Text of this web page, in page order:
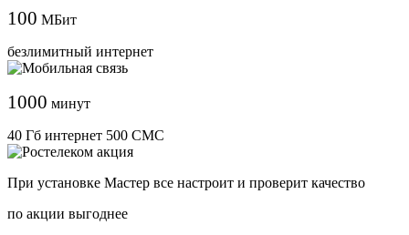
100 МБит
безлимитный интернет
1000 минут
40 Гб интернет 500 СМС
При установке Мастер все настроит и проверит качество
по акции выгоднее